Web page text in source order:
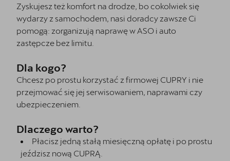
Zyskujesz też komfort na drodze, bo cokolwiek się
wydarzy z samochodem, nasi doradcy zawsze Ci
pomogą: zorganizują naprawę w ASO i auto
zastępcze bez limitu.
Dla kogo?
Chcesz po prostu korzystać z firmowej CUPRY i nie
przejmować się jej serwisowaniem, naprawami czy
ubezpieczeniem.
Dlaczego warto?
Płacisz jedną stałą miesięczną opłatę i po prostu
jeździsz nową CUPRĄ.